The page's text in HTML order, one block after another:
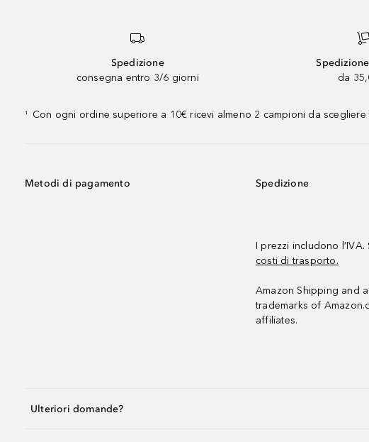
Spedizione
consegna entro 3/6 giorni
da
¹ Con ogni ordine superiore a 10€ ricevi almeno 2 campioni da
Metodi di pagamento Spedizione
I prezzi includono
costi di trasporto.
Amazon Shipping and
trademarks of
affiliates.
Ulteriori domande?